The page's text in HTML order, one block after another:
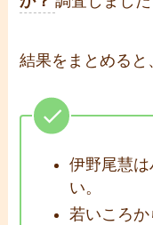
結果をまとめると
伊野尾慧
い。
若いころ